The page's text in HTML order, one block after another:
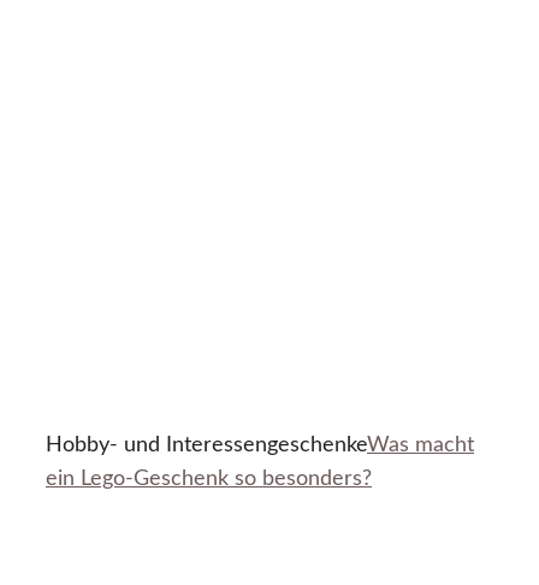
Hobby- und InteressengeschenkeWas macht
ein Lego-Geschenk so besonders?